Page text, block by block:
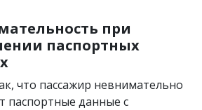
при
паспортных
что пассажир невнимательно
паспортные данные с